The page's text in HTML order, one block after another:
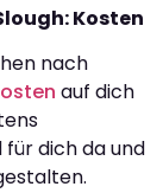
Kosten
nach
auf dich
für dich da und